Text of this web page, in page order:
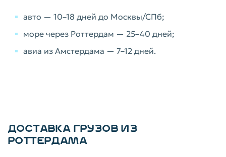
авто — 10–18 дней до Москвы/СПб;
море через Роттердам — 25–40 дней;
авиа из Амстердама — 7–12 дней.
ДОСТАВКА ГРУЗОВ ИЗ
РОТТЕРДАМА